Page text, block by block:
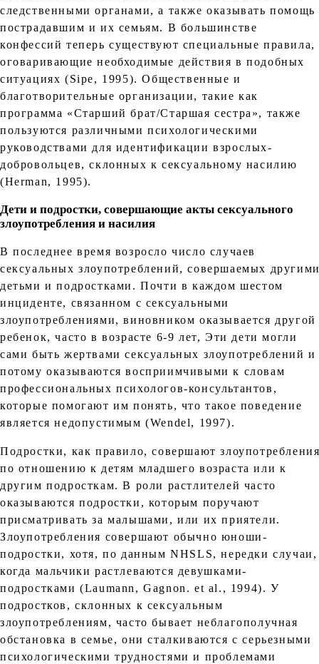
следственными органами, а также оказывать помощь
пострадавшим и их семьям. В большинстве
конфессий теперь существуют специальные правила,
оговаривающие необходимые действия в подобных
ситуациях (Sipe, 1995). Общественные и
благотворительные организации, такие как
программа «Старший брат/Старшая сестра», также
пользуются различными психологическими
руководствами для идентификации взрослых-
добровольцев, склонных к сексуальному насилию
(Herman, 1995).
Дети и подростки, совершающие акты сексуального
злоупотребления и насилия
В последнее время возросло число случаев
сексуальных злоупотреблений, совершаемых
детьми и подростками. Почти в каждом шестом
инциденте, связанном с сексуальными
злоупотреблениями, виновником оказывается другой
ребенок, часто в возрасте 6-9 лет, Эти дети могли
сами быть жертвами сексуальных злоупотреблений и
потому оказываются восприимчивыми к словам
профессиональных психологов-консультантов,
которые помогают им понять, что такое поведение
является недопустимым (Wendel, 1997).
Подростки, как правило, совершают
по отношению к детям младшего возраста или к
другим подросткам. В роли растлителей часто
оказываются подростки, которым поручают
присматривать за малышами, или их приятели.
Злоупотребления совершают обычно юноши-
подростки, хотя, по данным NHSLS, нередки случаи,
когда мальчики растлеваются девушками-
подростками (Laumann, Gagnon. et al., 1994). У
подростков, склонных к сексуальным
злоупотреблениям, часто бывает неблагополучная
обстановка в семье, они сталкиваются с серьезными
психологическими трудностями и проблемами